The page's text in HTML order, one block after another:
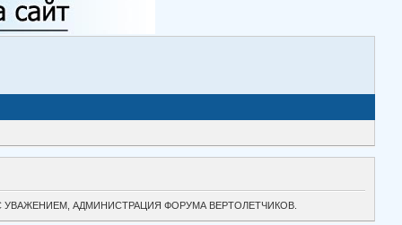
УВАЖЕНИЕМ, АДМИНИСТРАЦИЯ ФОРУМА ВЕРТОЛЕТЧИКОВ.